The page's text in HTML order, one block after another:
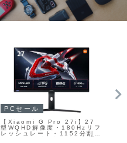
PCセール
【Xiaomi G Pro 27i】27
型WQHD解像度・180Hzリフ
レッシュレート・1152分割
Mini LEDバックライトを採